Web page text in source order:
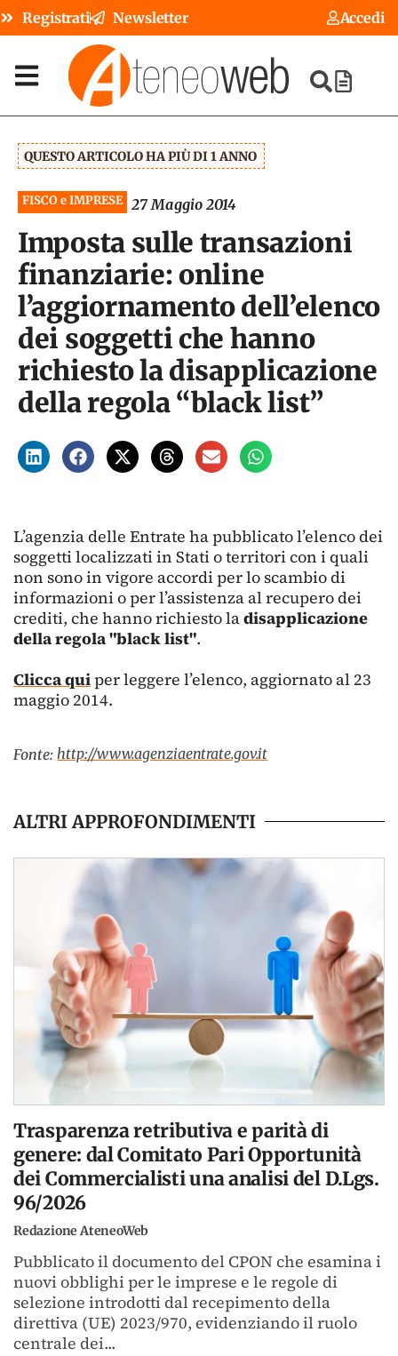
Registrati Newsletter Accedi
QUESTO ARTICOLO HA PIÙ DI 1 ANNO
FISCO e IMPRESE 27 Maggio 2014
Imposta sulle transazioni
finanziarie: online
l’aggiornamento dell’elenco
dei soggetti che hanno
richiesto la disapplicazione
della regola “black list”
L’agenzia delle Entrate ha pubblicato l’elenco dei
soggetti localizzati in Stati o territori con i quali
non sono in vigore accordi per lo scambio di
informazioni o per l’assistenza al recupero dei
crediti, che hanno richiesto ladisapplicazione
della regola "black list".
Clicca quiper leggere l’elenco, aggiornato al 23
maggio 2014.
Fonte: http://www.agenziaentrate.gov.it
ALTRI APPROFONDIMENTI
Trasparenza retributiva e parità di
genere: dal Comitato Pari Opportunità
dei Commercialisti una analisi del D.Lgs.
96/2026
Redazione AteneoWeb
Pubblicato il documento del CPON che esamina i
nuovi obblighi per le imprese e le regole di
selezione introdotti dal recepimento della
direttiva (UE) 2023/970, evidenziando il ruolo
centrale dei...